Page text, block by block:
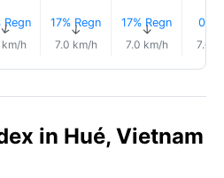
Regn
h
17% Regn
↑
7.0 km/h
17% Regn
↑
7.0 km/h
0.1
7.0
in Hué, Vietnam